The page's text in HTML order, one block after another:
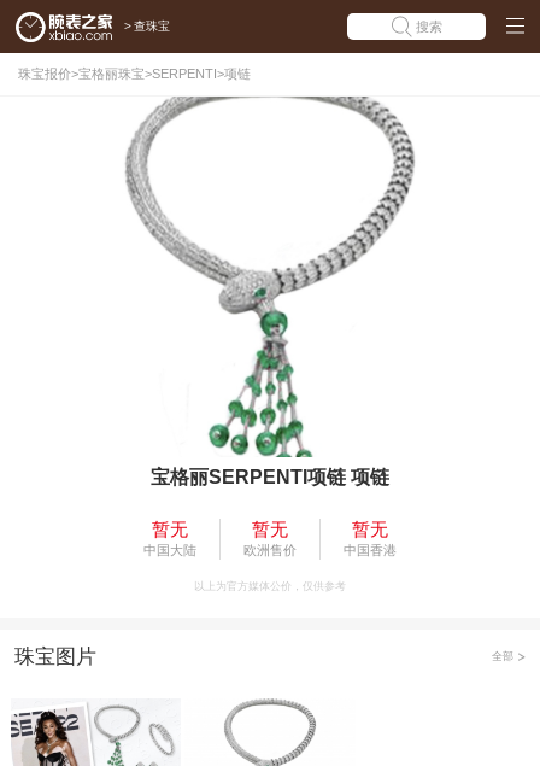
> 查珠宝 搜索
珠宝报价>宝格丽珠宝>SERPENTI>项链
宝格丽SERPENTI项链 项链
暂无
中国大陆
暂无
欧洲售价
暂无
中国香港
以上为官方媒体公价，仅供参考
珠宝图片 全部